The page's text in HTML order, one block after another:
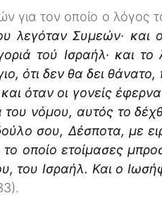
για τον οποίο ο λόγος
λεγόταν Συμεών· και
τού Ισραήλ· και
ότι δεν θα δει θάνατο,
όταν οι γονείς
νόμου, αυτός το
σου, Δέσποτα, με
οποίο ετοίμασες
του Ισραήλ. Και ο